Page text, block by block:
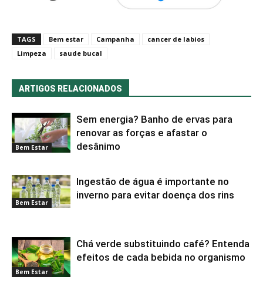
TAGS Bem estar Campanha
cancer de labios
Limpeza
saude bucal
ARTIGOS RELACIONADOS
Bem Estar
Sem energia? Banho de ervas para
renovar as forças e afastar o
desânimo
Bem Estar
Ingestão de água é importante no
inverno para evitar doença dos rins
Bem Estar
Chá verde substituindo café? Entenda
efeitos de cada bebida no organismo